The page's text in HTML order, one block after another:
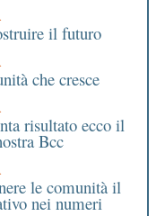
il futuro
che cresce
risultato ecco il
Bcc
le comunità il
nei numeri